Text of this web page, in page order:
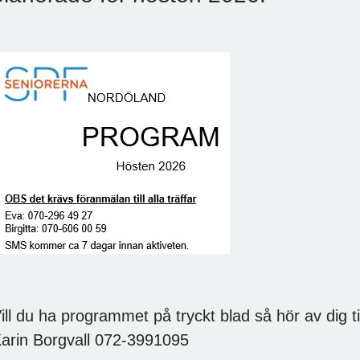
du ha programmet på tryckt blad så hör av dig
Borgvall 072-3991095